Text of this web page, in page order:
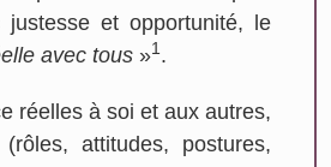
et opportunité, le
avec tous »1.
réelles à soi et aux autres,
attitudes, postures,
Sarah HAUËT-LACONDEMINE
Sainte Foy Les Lyon